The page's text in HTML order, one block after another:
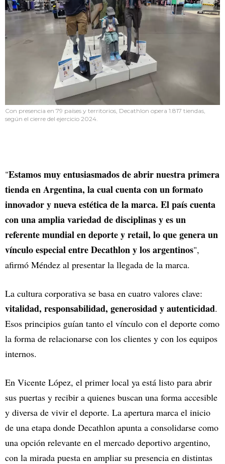
Con presencia en 79 países y territorios, Decathlon opera 1.817 tiendas,
según el cierre del ejercicio 2024.
"Estamos muy entusiasmados de abrir nuestra primera
tienda en Argentina, la cual cuenta con un formato
innovador y nueva estética de la marca. El país cuenta
con una amplia variedad de disciplinas y es un
referente mundial en deporte y retail, lo que genera un
vínculo especial entre Decathlon y los argentinos",
afirmó Méndez al presentar la llegada de la marca.
La cultura corporativa se basa en cuatro valores clave:
vitalidad, responsabilidad, generosidad y autenticidad.
Esos principios guían tanto el vínculo con el deporte como
la forma de relacionarse con los clientes y con los equipos
internos.
En Vicente López, el primer local ya está listo para abrir
sus puertas y recibir a quienes buscan una forma accesible
y diversa de vivir el deporte. La apertura marca el inicio
de una etapa donde Decathlon apunta a consolidarse como
una opción relevante en el mercado deportivo argentino,
con la mirada puesta en ampliar su presencia en distintas